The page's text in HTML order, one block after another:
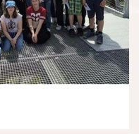
für
mit Behinderung